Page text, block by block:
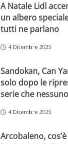
A Natale Lidl
un albero
tutti ne parlano
4 Dicembre 2025
Sandokan, Can
solo dopo le
serie che
4 Dicembre 2025
Arcobaleno,